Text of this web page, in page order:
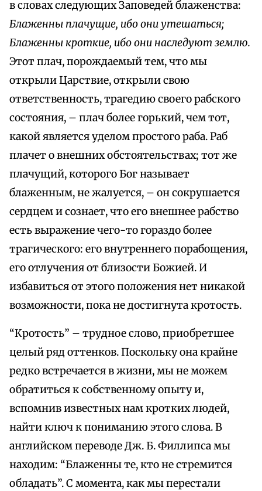
в словах следующих Заповедей блаженства:
Блаженны плачущие, ибо они утешаться;
Блаженны кроткие, ибо они наследуют землю.
Этот плач, порождаемый тем, что мы
открыли Царствие, открыли свою
ответственность, трагедию своего рабского
состояния, – плач более горький, чем тот,
какой является уделом простого раба. Раб
плачет о внешних обстоятельствах; тот же
плачущий, которого Бог называет
блаженным, не жалуется, – он сокрушается
сердцем и сознает, что его внешнее рабство
есть выражение чего-то гораздо более
трагического: его внутреннего порабощения,
его отлучения от близости Божией. И
избавиться от этого положения нет никакой
возможности, пока не достигнута кротость.
“Кротость” – трудное слово, приобретшее
целый ряд оттенков. Поскольку она крайне
редко встречается в жизни, мы не можем
обратиться к собственному опыту и,
вспомнив известных нам кротких людей,
найти ключ к пониманию этого слова. В
английском переводе Дж. Б. Филлипса мы
находим: “Блаженны те, кто не стремится
обладать”. С момента, как мы перестали